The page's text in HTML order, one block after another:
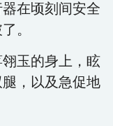
在顷刻间安全
。
玉的身上，眩
，以及急促地